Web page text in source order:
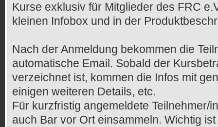
Kurse exklusiv für Mitglieder des FRC
kleinen Infobox und in der
Nach der Anmeldung bekommen die
automatische Email. Sobald der
verzeichnet ist, kommen die Infos mit
einigen weiteren Details, etc.
Für kurzfristig angemeldete Teilnehmer/
auch Bar vor Ort einsammeln. Wichtig